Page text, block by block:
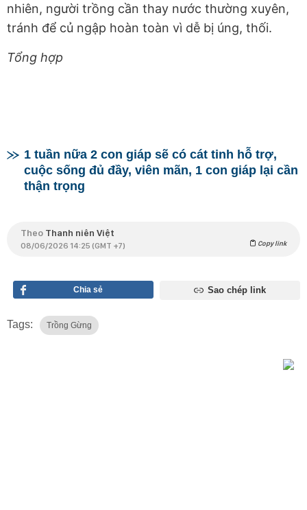
nhiên, người trồng cần thay nước thường xuyên,
tránh để củ ngập hoàn toàn vì dễ bị úng, thối.
Tổng hợp
1 tuần nữa 2 con giáp sẽ có cát tinh hỗ trợ,
cuộc sống đủ đầy, viên mãn, 1 con giáp lại cần
thận trọng
Theo Thanh niên Việt
08/06/2026 14:25 (GMT +7) Copy link
Chia sẻ Sao chép link
Tags: Trồng Gừng